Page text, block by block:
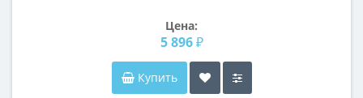
Цена:
5 896 ₽
Купить